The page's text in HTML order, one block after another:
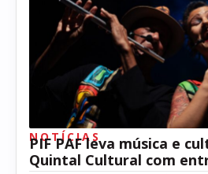
NOTÍCIAS
PIF PAF leva música e
Quintal Cultural com